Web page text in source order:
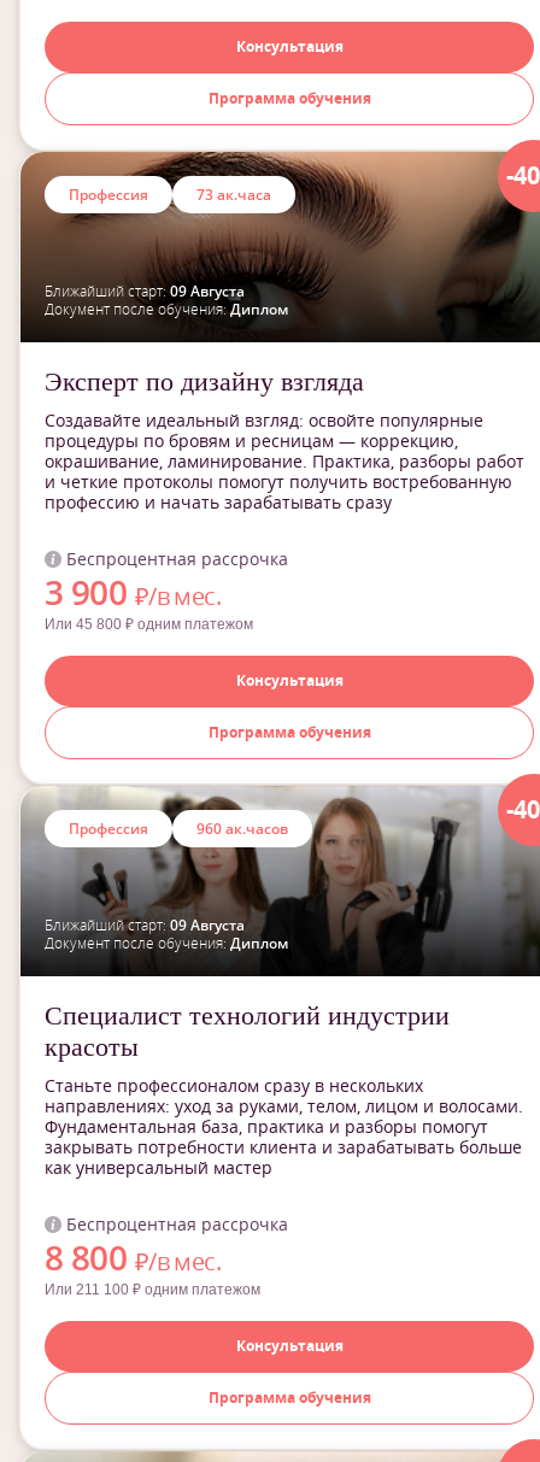
Консультация
Программа обучения
-
Профессия 73 ак.часа
Ближайший старт:09 Августа
Документ после обучения:Диплом
Эксперт по дизайну взгляда
Создавайте идеальный взгляд: освойте популярные
процедуры по бровям и ресницам — коррекцию,
окрашивание, ламинирование. Практика, разборы работ
и четкие протоколы помогут получить востребованную
профессию и начать зарабатывать сразу
Беспроцентная рассрочка
3 900 ₽/в мес.
Или 45 800 ₽ одним платежом
Консультация
Программа обучения
-
Профессия 960 ак.часов
Ближайший старт: 09 Августа
Документ после обучения: Диплом
Специалист технологий индустрии
красоты
Станьте профессионалом сразу в нескольких
направлениях: уход за руками, телом, лицом и волосами.
Фундаментальная база, практика и разборы помогут
закрывать потребности клиента и зарабатывать больше
как универсальный мастер
Беспроцентная рассрочка
8 800 ₽/в мес.
Или 211 100 ₽ одним платежом
Консультация
Программа обучения